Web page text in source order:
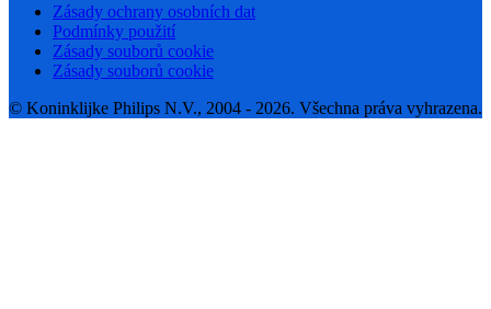
Zásady ochrany osobních dat
Podmínky použití
Zásady souborů cookie
Zásady souborů cookie
© Koninklijke Philips N.V., 2004 - 2026. Všechna práva vyhrazena.